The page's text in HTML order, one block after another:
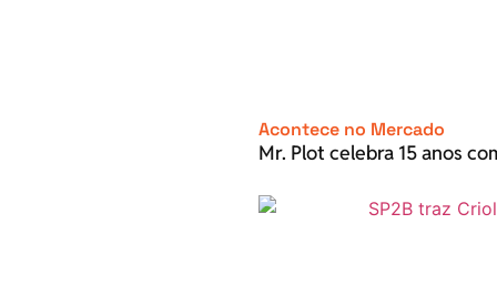
Acontece no Mercado
Mr. Plot celebra 15 anos